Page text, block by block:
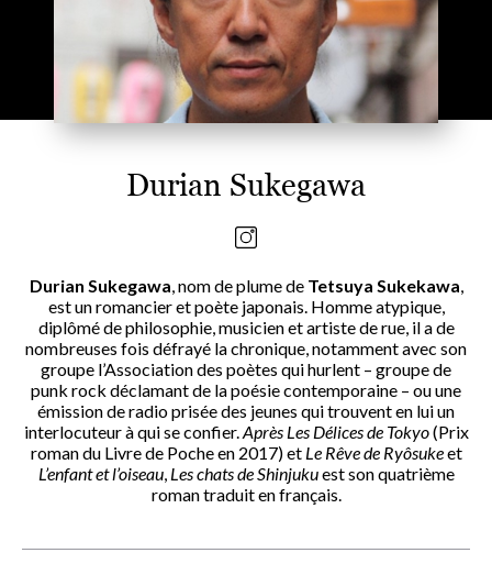
Durian Sukegawa
Durian Sukegawa, nom de plume de Tetsuya Sukekawa,
est un romancier et poète japonais. Homme atypique,
diplômé de philosophie, musicien et artiste de rue, il a de
nombreuses fois défrayé la chronique, notamment avec son
groupe l’Association des poètes qui hurlent – groupe de
punk rock déclamant de la poésie contemporaine – ou une
émission de radio prisée des jeunes qui trouvent en lui un
interlocuteur à qui se confier.Après Les Délices de Tokyo(Prix
roman du Livre de Poche en 2017) et Le Rêve de Ryôsukeet
L’enfant et l’oiseau, Les chats de Shinjukuest son quatrième
roman traduit en français.